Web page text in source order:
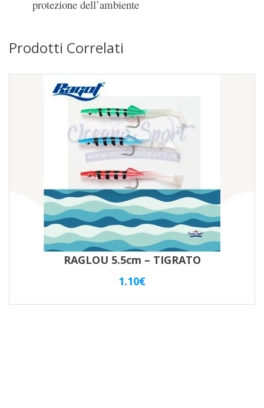
protezione dell’ambiente
Prodotti Correlati
RAGLOU 5.5cm – TIGRATO
1.10€